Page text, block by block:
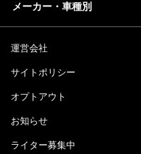
メーカー・車種別
運営会社
サイトポリシー
オプトアウト
お知らせ
ライター募集中